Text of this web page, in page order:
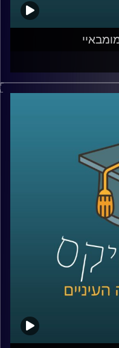
בעולם
ונותנים הצצה
העיר, לקשיי
האנושיים המרגשים